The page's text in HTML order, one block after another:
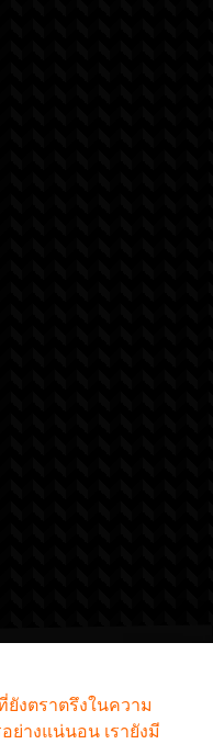
ยังตราตรึงในความ
ย่างแน่นอน เรายังมี